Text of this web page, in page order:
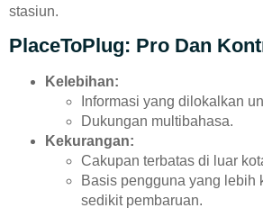
stasiun.
PlaceToPlug: Pro Dan
Kelebihan:
Informasi yang dilokalkan
Dukungan multibahasa.
Kekurangan:
Cakupan terbatas di luar
Basis pengguna yang lebih
sedikit pembaruan.